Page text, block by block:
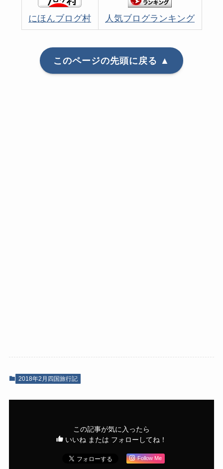
にほんブログ村 人気ブログランキング
このページの先頭に戻る ▲
2018年2月四国旅行記
この記事が気に入ったら
いいね または フォローしてね！
Follow Me